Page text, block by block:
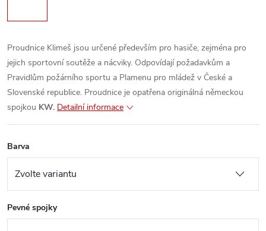
Proudnice Klimeš jsou určené především pro hasiče, zejména pro
jejich sportovní soutěže a nácviky. Odpovídají požadavkům a
Pravidlům požárního sportu a Plamenu pro mládež v České a
Slovenské republice. Proudnice je opatřena originálná německou
spojkou KW. Detailní informace
Barva
Pevné spojky